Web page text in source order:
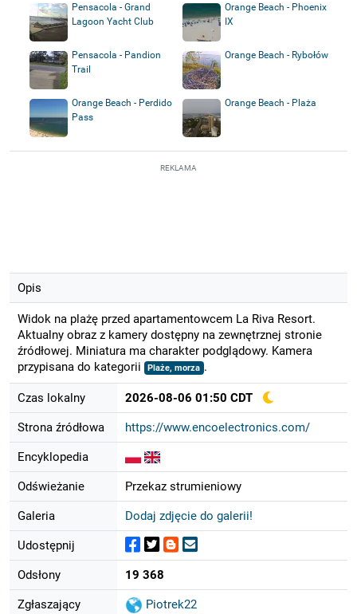
Pensacola - Grand
Lagoon Yacht Club
Orange Beach - Phoenix
IX
Pensacola - Pandion
Trail
Orange Beach - Rybołów
Orange Beach - Perdido
Pass
Orange Beach - Plaża
REKLAMA
Opis
Widok na plażę przed apartamentowcem La Riva Resort.
Aktualny obraz z kamery dostępny na zewnętrznej stronie
źródłowej. Miniatura ma charakter podglądowy. Kamera
przypisana do kategorii
Plaże, morza .
Czas lokalny 2026-08-06 01:50 CDT
Strona źródłowa https://www.encoelectronics.com/
Encyklopedia
Odświeżanie Przekaz strumieniowy
Galeria Dodaj zdjęcie do galerii!
Udostępnij
Odsłony 19 368
Zgłaszający Piotrek22